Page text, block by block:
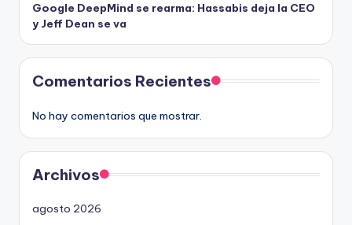
Google DeepMind se rearma: Hassabis deja la CEO
y Jeff Dean se va
Comentarios Recientes
No hay comentarios que mostrar.
Archivos
agosto 2026